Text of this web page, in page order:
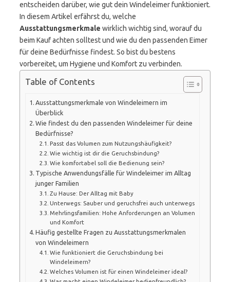
entscheiden darüber, wie gut dein Windeleimer funktioniert.
In diesem Artikel erfährst du, welche
Ausstattungsmerkmale wirklich wichtig sind, worauf du
beim Kauf achten solltest und wie du den passenden Eimer
für deine Bedürfnisse findest. So bist du bestens
vorbereitet, um Hygiene und Komfort zu verbinden.
Table of Contents
Ausstattungsmerkmale von Windeleimern im
Überblick
Wie findest du den passenden Windeleimer für deine
Bedürfnisse?
Passt das Volumen zum Nutzungshäufigkeit?
Wie wichtig ist dir die Geruchsbindung?
Wie komfortabel soll die Bedienung sein?
Typische Anwendungsfälle für Windeleimer im Alltag
junger Familien
Zu Hause: Der Alltag mit Baby
Unterwegs: Sauber und geruchsfrei auch unterwegs
Mehrlingsfamilien: Hohe Anforderungen an Volumen
und Komfort
Häufig gestellte Fragen zu Ausstattungsmerkmalen
von Windeleimern
Wie funktioniert die Geruchsbindung bei
Windeleimern?
Welches Volumen ist für einen Windeleimer ideal?